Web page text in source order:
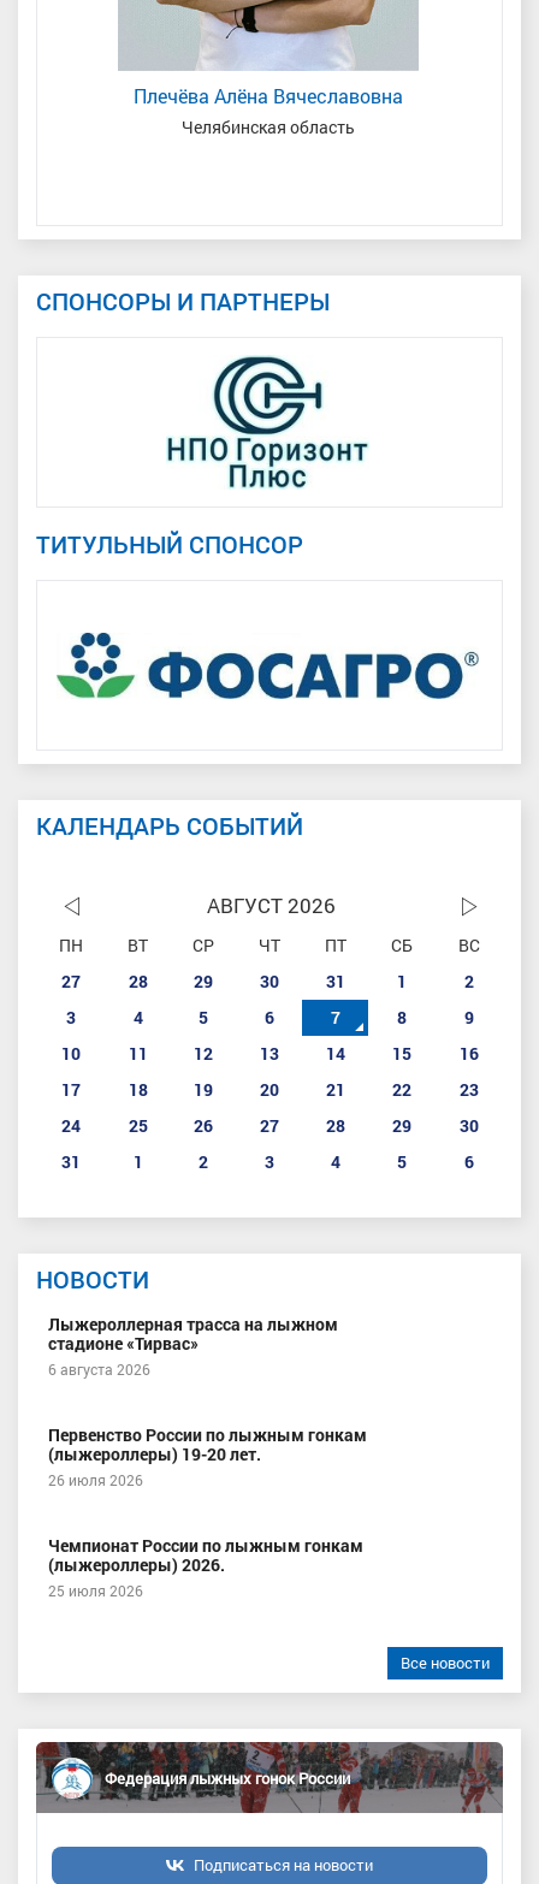
Плечёва Алёна Вячеславовна
Челябинская область
СПОНСОРЫ И ПАРТНЕРЫ
ТИТУЛЬНЫЙ СПОНСОР
КАЛЕНДАРЬ СОБЫТИЙ
АВГУСТ 2026
ПН ВТ СР ЧТ ПТ СБ
ВС
27
28 29 30 31 1
2
3
4 5 6 7 8
9
10
11 12 13 14 15
16
17
18 19 20 21 22
23
24
25 26 27 28 29
30
31
1 2 3 4 5 6
НОВОСТИ
Лыжероллерная трасса на лыжном
стадионе «Тирвас»
6 августа 2026
Первенство России по лыжным гонкам
(лыжероллеры) 19-20 лет.
26 июля 2026
Чемпионат России по лыжным гонкам
(лыжероллеры) 2026.
25 июля 2026
Все новости
Федерация лыжных гонок России
Подписаться на новости